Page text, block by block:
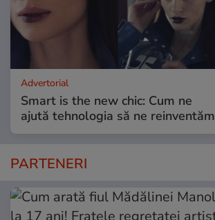
Advertorial
Smart is the new chic: Cum ne
ajută tehnologia să ne reinventăm
PARTENERI